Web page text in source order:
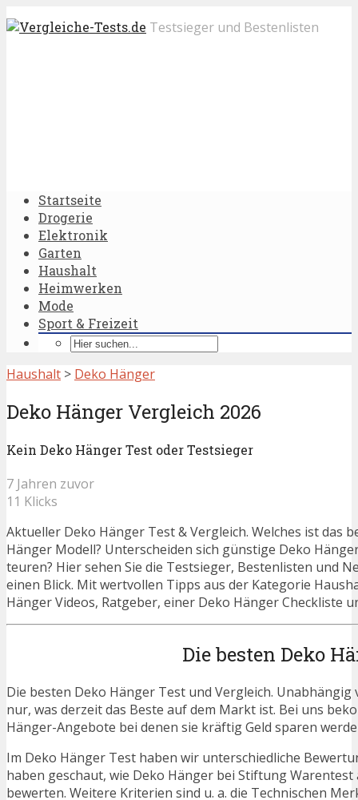
Testsieger und Bestenlisten
Startseite
Drogerie
Elektronik
Garten
Haushalt
Heimwerken
Mode
Sport & Freizeit
Haushalt > Deko Hänger
Deko Hänger Vergleich 2026
Kein Deko Hänger Test oder Testsieger
7 Jahren zuvor
11 Klicks
Aktueller Deko Hänger Test & Vergleich. Welches ist das
Hänger Modell? Unterscheiden sich günstige Deko
teuren? Hier sehen Sie die Testsieger, Bestenlisten und
einen Blick. Mit wertvollen Tipps aus der Kategorie
Hänger Videos, Ratgeber, einer Deko Hänger Checkliste
Die besten Deko
Die besten Deko Hänger Test und Vergleich.
nur, was derzeit das Beste auf dem Markt ist. Bei uns
Hänger-Angebote bei denen sie kräftig Geld sparen
Im Deko Hänger Test haben wir unterschiedliche
haben geschaut, wie Deko Hänger bei Stiftung
bewerten. Weitere Kriterien sind u. a. die Technischen